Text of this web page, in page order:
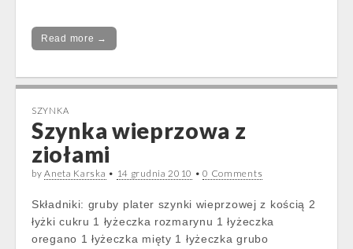
Read more →
SZYNKA
Szynka wieprzowa z
ziołami
byAneta Karska • 14 grudnia 2010 •0 Comments
Składniki: gruby plater szynki wieprzowej z kością 2
łyżki cukru 1 łyżeczka rozmarynu 1 łyżeczka
oregano 1 łyżeczka mięty 1 łyżeczka grubo